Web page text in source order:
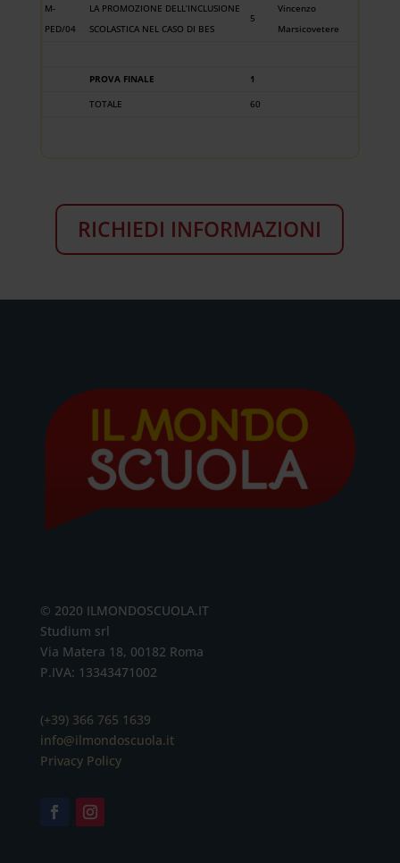
M-
PED/04
LA PROMOZIONE DELL’INCLUSIONE
SCOLASTICA NEL CASO DI BES
5
Vincenzo
Marsicovetere
PROVA FINALE
1
TOTALE
60
RICHIEDI INFORMAZIONI
© 2020 ILMONDOSCUOLA.IT
Studium srl
Via Matera 18, 00182 Roma
P.IVA: 13343471002
(+39) 366 765 1639
info@ilmondoscuola.it
Privacy Policy